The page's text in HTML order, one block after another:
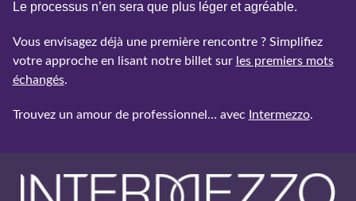
Le processus n’en sera que plus léger et agréable.
Vous envisagez déjà une première rencontre ? Simplifiez
votre approche en lisant notre billet sur les premiers mots
échangés.
Trouvez un amour de professionnel… avec Intermezzo.